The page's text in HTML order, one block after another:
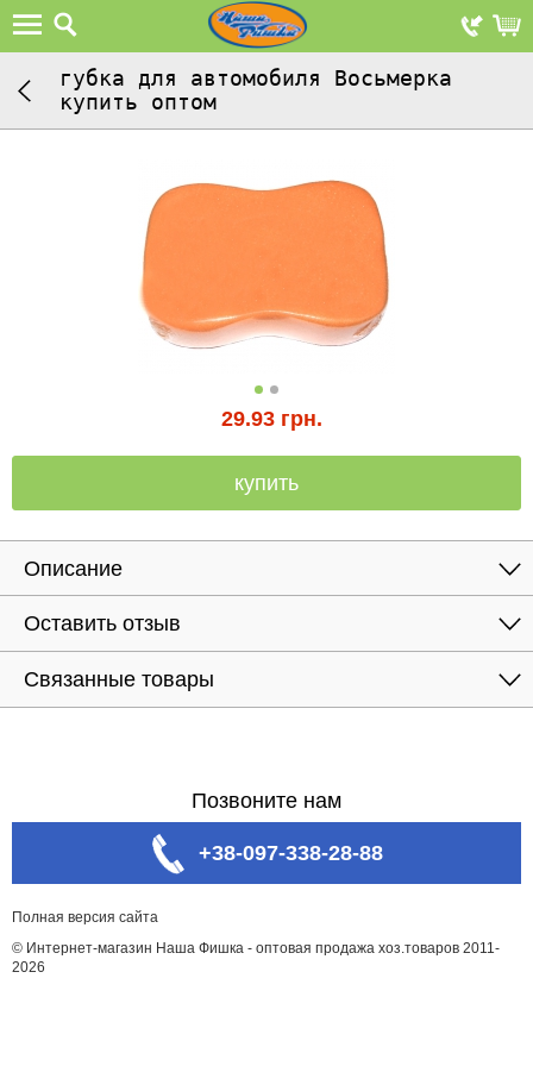
губка для автомобиля Восьмерка
купить оптом
29.93 грн.
купить
Описание
Оставить отзыв
Связанные товары
Позвоните нам
+38-097-338-28-88
Полная версия сайта
© Интернет-магазин Наша Фишка - оптовая продажа хоз.товаров 2011-
2026